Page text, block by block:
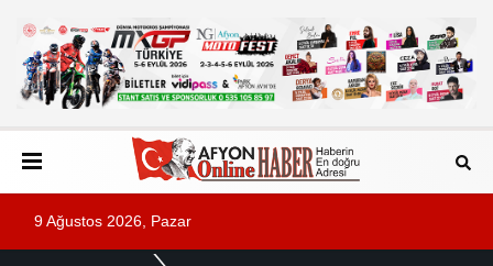
9 Ağustos 2026, Pazar